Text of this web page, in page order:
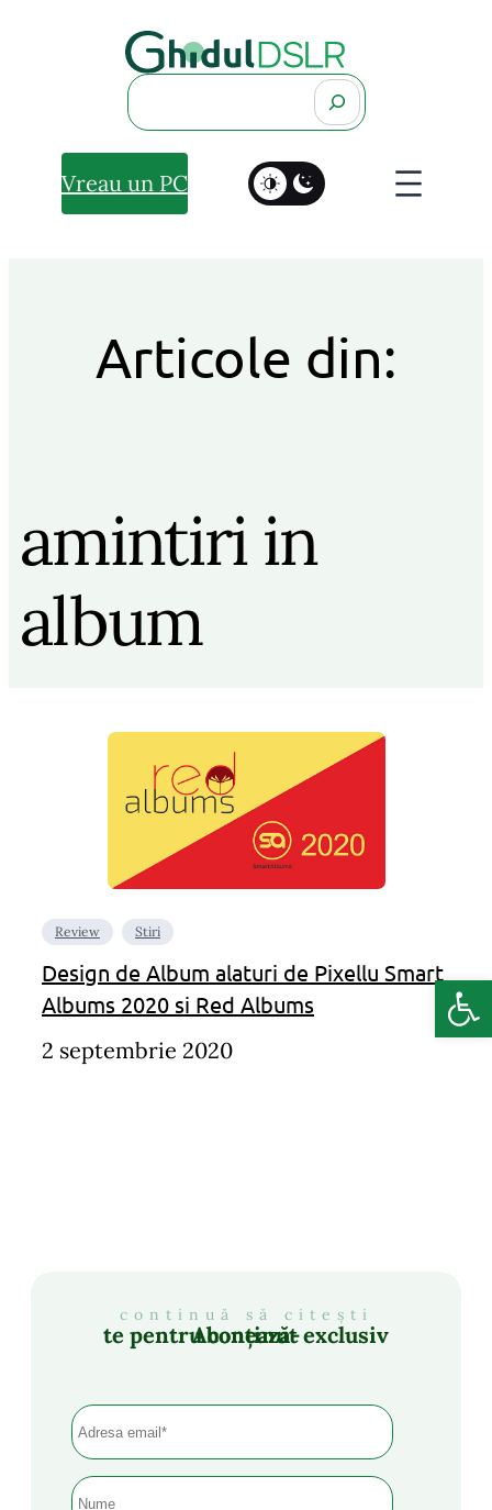
Search
Vreau un PC
Articole din:
amintiri in
album
Review Stiri
Design de Album alaturi de Pixellu Smart
Albums 2020 si Red Albums
2 septembrie 2020
continuă să citești
Abonează-te pentru conținut exclusiv